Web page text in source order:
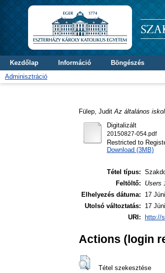
Kezdőlap Információ
Böngészés
Adminisztráció
Fülep, Judit Az általános
Digitalizált
20150827-054.pdf
Restricted to
Download (3MB)
Tétel típus:
Feltöltő:
Users
Elhelyezés dátuma:
17
Utolsó változtatás:
17
URI:
http://
Actions (login
Tétel szekesztése